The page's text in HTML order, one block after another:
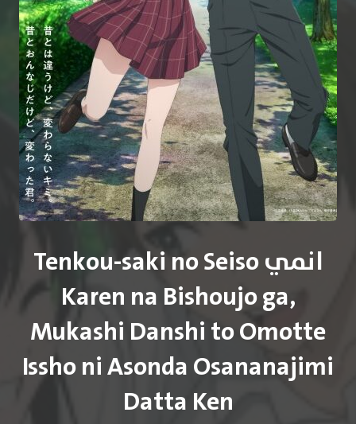
انمي Tenkou-saki no Seiso
Karen na Bishoujo ga,
Mukashi Danshi to Omotte
Issho ni Asonda Osananajimi
Datta Ken